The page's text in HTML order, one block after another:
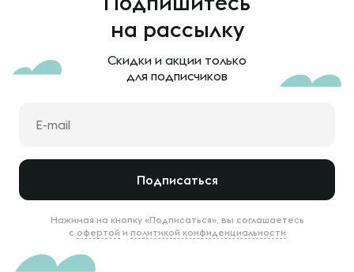
на рассылку
Скидки и акции только
для подписчиков
Подписаться
Нажимая на кнопку «Подписаться», вы соглашаетесь
с офертой и политикой конфиденциальности